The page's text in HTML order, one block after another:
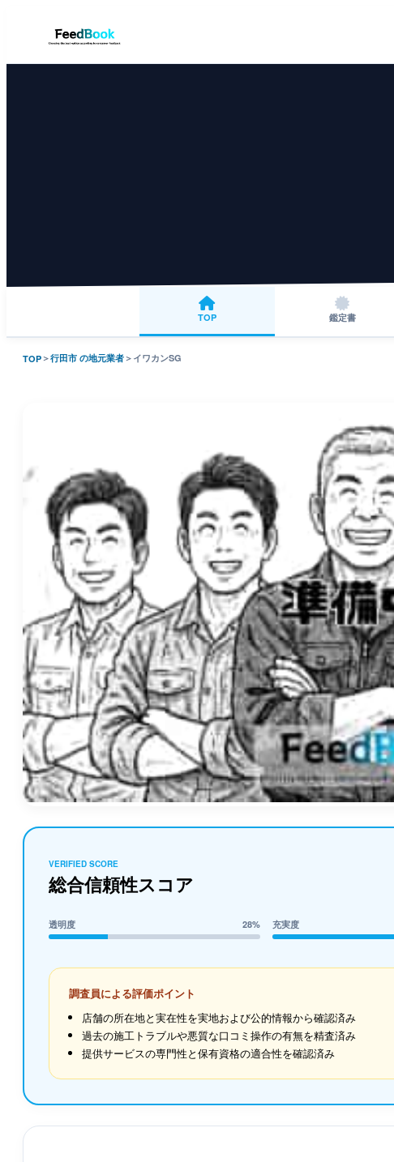
TOP 鑑定書
TOP＞行田市 の地元業者＞ イワカンSG
VERIFIED SCORE
総合信頼性スコア
透明度 28% 充実度
調査員による評価ポイント
店舗の所在地と実在性を実地および公的情報から確認済み
過去の施工トラブルや悪質な口コミ操作の有無を精査済み
提供サービスの専門性と保有資格の適合性を確認済み